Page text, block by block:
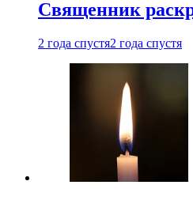
Священник
2 года спустя2 года спустя